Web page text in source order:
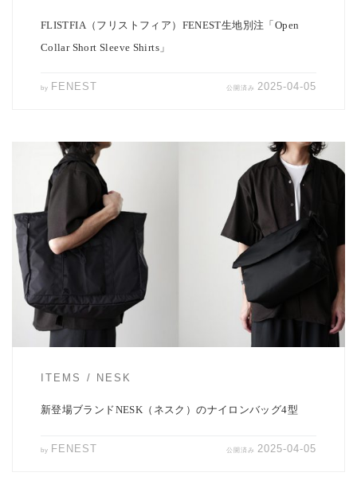
FLISTFIA（フリストフィア）FENEST生地別注「Open
Collar Short Sleeve Shirts」
by FENEST 公開済み2025-04-05
今春シーズンよりデビューの日本のバッグブランド NESK（ネスク）
より4型のバッグのご紹介。 NES […]
ITEMS NESK
新登場ブランドNESK（ネスク）のナイロンバッグ4型
by FENEST 公開済み2025-04-05